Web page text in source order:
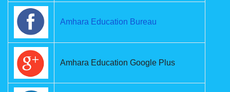
Amhara Education Bureau
Amhara Education Google Plus